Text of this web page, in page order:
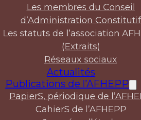
Les membres du Conseil
d’Administration Constitutif
Les statuts de l’association
(Extraits)
Réseaux sociaux
Actualités
Publications de l’AFHEPP
PapierS, périodique de
CahierS de l’AFHEPP